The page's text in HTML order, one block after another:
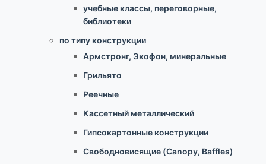
учебные классы, переговорные,
библиотеки
по типу конструкции
Армстронг, Экофон, минеральные
Грильято
Реечные
Кассетный металлический
Гипсокартонные конструкции
Свободновисящие (Canopy, Baffles)